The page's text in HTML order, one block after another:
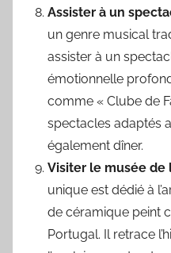
Assister à un
un genre musical
assister à un
émotionnelle
comme « Clube de
spectacles adaptés
également dîner.
Visiter le musée de
unique est dédié à
de céramique peint
Portugal. Il retrace